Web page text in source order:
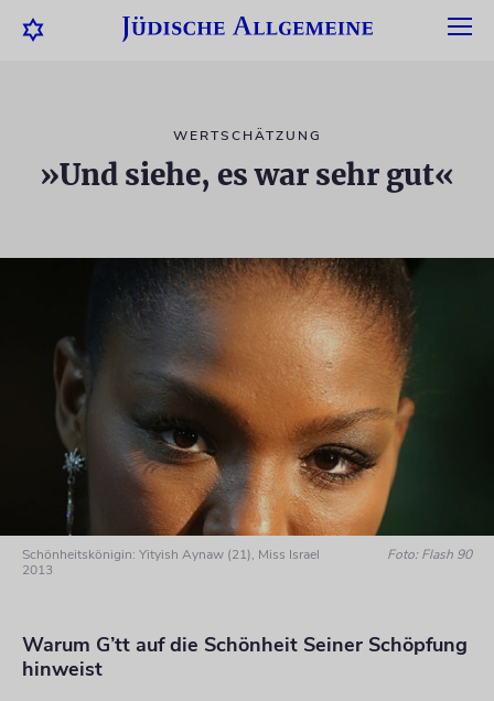
WERTSCHÄTZUNG
»Und siehe, es war sehr gut«
Schönheitskönigin: Yityish Aynaw (21), Miss Israel
2013
Foto: Flash 90
Warum G’tt auf die Schönheit Seiner Schöpfung
hinweist